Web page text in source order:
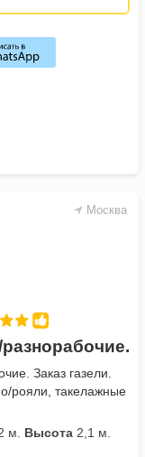
Москва
Заказ газели.
рояли, такелажные
м. Высота 2,1 м.